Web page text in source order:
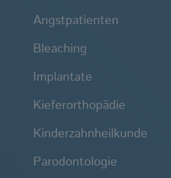
Angstpatienten
Bleaching
Implantate
Kieferorthopädie
Kinderzahnheilkunde
Parodontologie